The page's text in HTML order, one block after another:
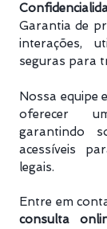
Garantia de
interações,
seguras para
Nossa equipe
oferecer
garantindo
acessíveis
legais.
Entre em
consulta